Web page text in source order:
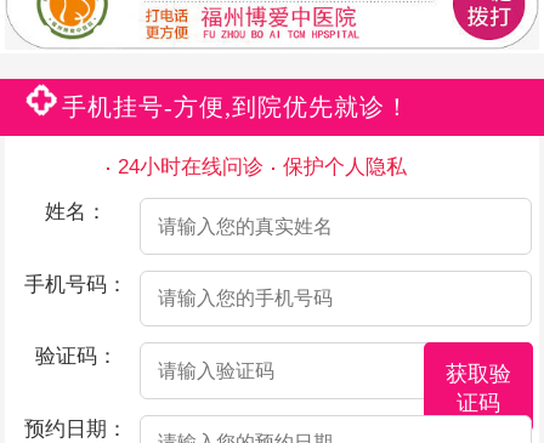
手机挂号-方便,到院优先就诊！
24小时在线问诊
保护个人隐私
姓名：
手机号码：
验证码：
获取验
证码
预约日期：